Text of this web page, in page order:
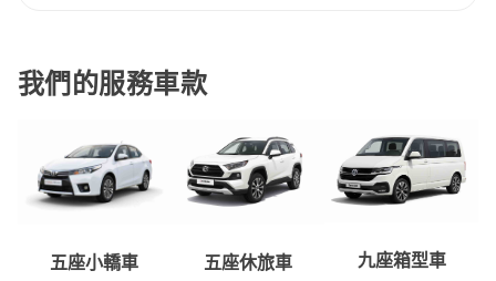
我們的服務車款
五座小轎車
五座休旅車
九座箱型車